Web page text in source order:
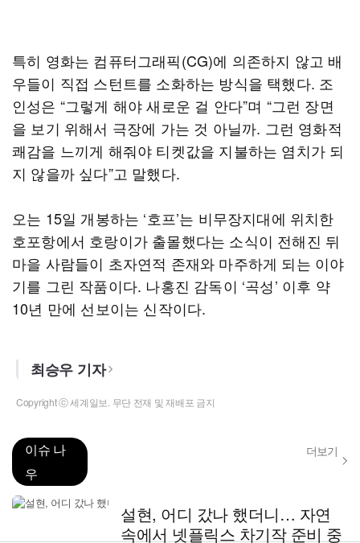
특히 영화는 컴퓨터그래픽(CG)에 의존하지 않고 배
우들이 직접 스턴트를 소화하는 방식을 택했다. 조
인성은 “그렇게 해야 새로운 걸 안다”며 “그런 장면
을 보기 위해서 극장에 가는 것 아닐까. 그런 영화적
쾌감을 느끼게 해줘야 티켓값을 지불하는 염치가 되
지 않을까 싶다”고 말했다.
오는 15일 개봉하는 ‘호프’는 비무장지대에 위치한
호포항에서 호랑이가 출몰했다는 소식이 전해진 뒤
마을 사람들이 초자연적 존재와 마주하게 되는 이야
기를 그린 작품이다. 나홍진 감독이 ‘곡성’ 이후 약
10년 만에 선보이는 신작이다.
최승우 기자
Copyright ⓒ 세계일보. 무단 전재 및 재배포 금지
이슈 나
우
더보기
설현, 어디 갔나 했더니… 자연
속에서 넷플릭스 차기작 준비 중